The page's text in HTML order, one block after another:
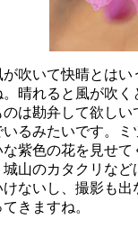
が吹いて快晴とは
。晴れると風が吹
のは勘弁して欲し
いるみたいです。
な紫色の花を見せ
城山のカタクリな
けないし、撮影も